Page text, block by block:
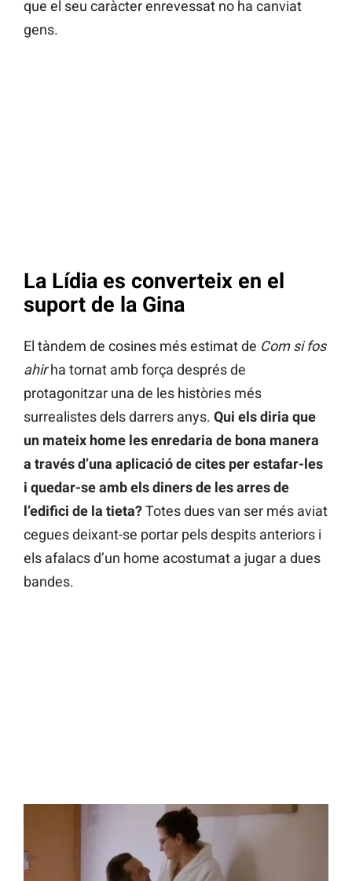
que el seu caràcter enrevessat no ha canviat
gens.
La Lídia es converteix en el
suport de la Gina
El tàndem de cosines més estimat de Com si fos
ahirha tornat amb força després de
protagonitzar una de les històries més
surrealistes dels darrers anys. Qui els diria que
un mateix home les enredaria de bona manera
a través d’una aplicació de cites per estafar-les
i quedar-se amb els diners de les arres de
l’edifici de la tieta?Totes dues van ser més aviat
cegues deixant-se portar pels despits anteriors i
els afalacs d’un home acostumat a jugar a dues
bandes.